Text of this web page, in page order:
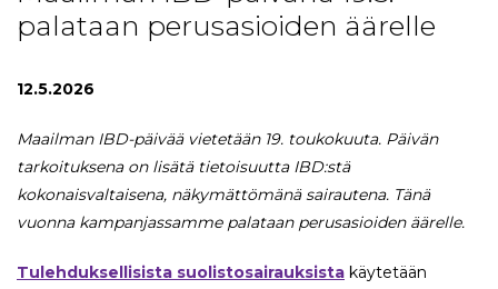
palataan perusasioiden äärelle
12.5.2026
Maailman IBD-päivää vietetään 19. toukokuuta. Päivän
tarkoituksena on lisätä tietoisuutta IBD:stä
kokonaisvaltaisena, näkymättömänä sairautena. Tänä
vuonna kampanjassamme palataan perusasioiden äärelle.
Tulehduksellisista suolistosairauksista käytetään